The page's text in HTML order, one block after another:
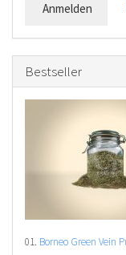
Anmelden
Bestseller
01. Borneo Green Vein